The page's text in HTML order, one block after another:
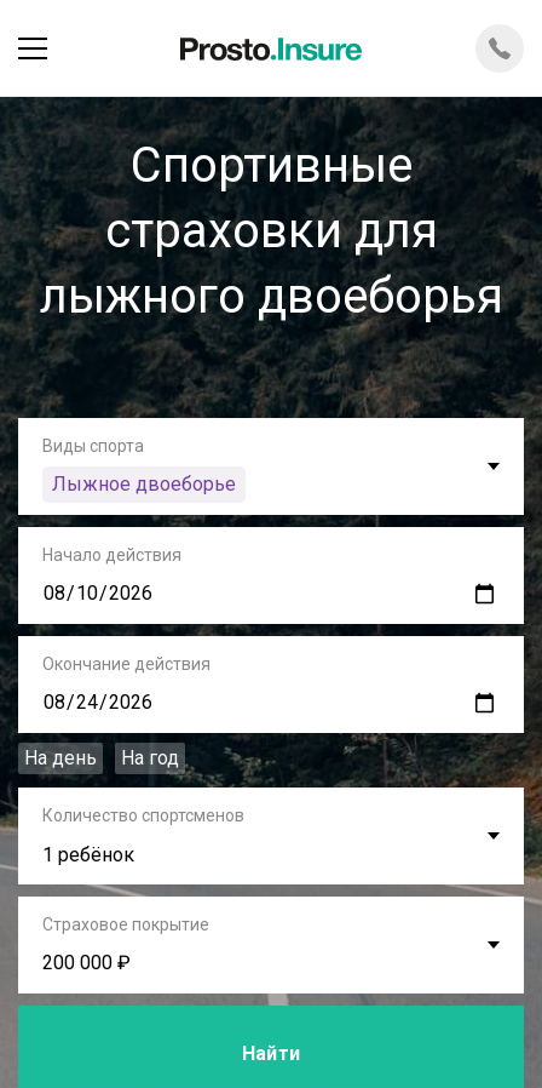
Спортивные
страховки для
лыжного двоеборья
Виды спорта
Лыжное двоеборье
Начало действия
Окончание действия
На день На год
Количество спортсменов
1 ребёнок
Страховое покрытие
200 000 ₽
Найти